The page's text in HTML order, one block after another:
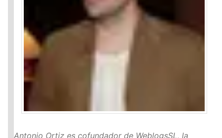
Antonio Ortiz es cofundador de WeblogsSL, la